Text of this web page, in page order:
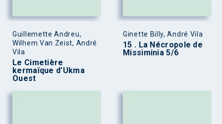
Guillemette Andreu,
Wilhem Van Zeist, André
Vila
Le Cimetière
kermaïque d’Ukma
Ouest
Ginette Billy, André Vila
15 . La Nécropole de
Missiminia 5/6